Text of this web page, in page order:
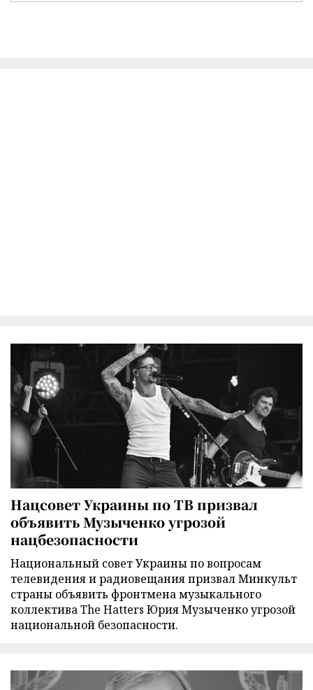
Нацсовет Украины по ТВ призвал
объявить Музыченко угрозой
нацбезопасности
Национальный совет Украины по вопросам
телевидения и радиовещания призвал Минкульт
страны объявить фронтмена музыкального
коллектива The Hatters Юрия Музыченко угрозой
национальной безопасности.